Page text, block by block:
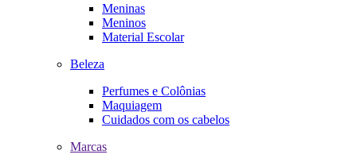
Meninas
Meninos
Material Escolar
Beleza
Perfumes e Colônias
Maquiagem
Cuidados com os cabelos
Marcas